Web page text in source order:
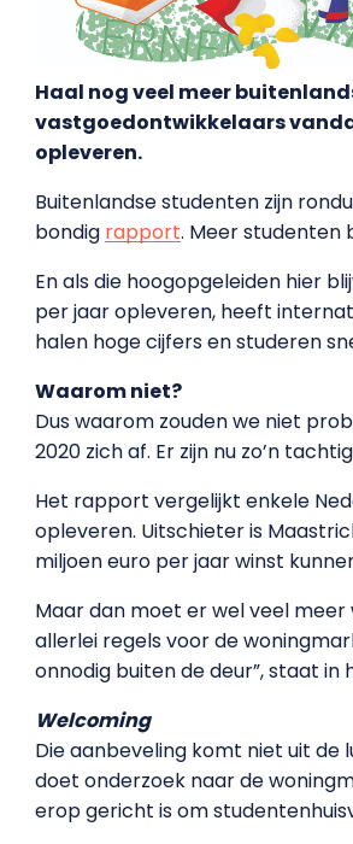
Haal nog veel meer
vastgoedontwikkelaars
opleveren.
Buitenlandse studenten zijn
bondig rapport. Meer studenten
En als die hoogopgeleiden hier
per jaar opleveren, heeft
halen hoge cijfers en studeren
Waarom niet?
Dus waarom zouden we niet
2020 zich af. Er zijn nu zo’n
Het rapport vergelijkt enkele
opleveren. Uitschieter is
miljoen euro per jaar winst
Maar dan moet er wel veel
allerlei regels voor de
onnodig buiten de deur”, staat in
Welcoming
Die aanbeveling komt niet uit de
doet onderzoek naar de
erop gericht is om